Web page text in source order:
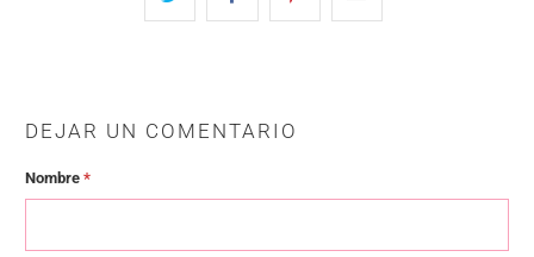
DEJAR UN COMENTARIO
Nombre*